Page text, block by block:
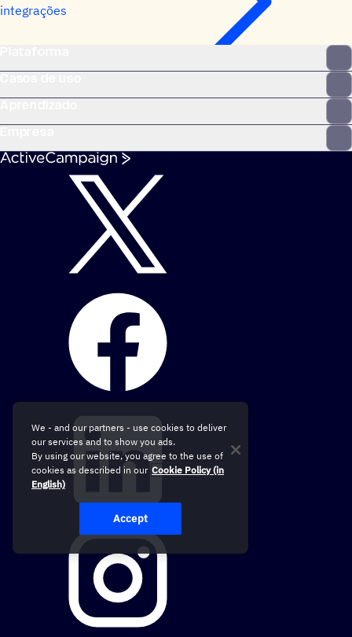
integrações
We - and our partners - use cookies to deliver
our services and to show you ads.
By using our website, you agree to the use of
cookies as described in our Cookie Policy (in
English)
Accept